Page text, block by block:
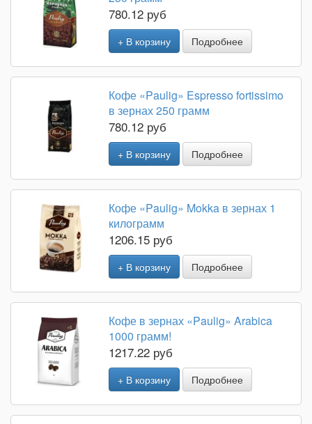
780.12 руб
+ В корзину Подробнее
Кофе «Paulig» Espresso fortissimo
в зернах 250 грамм
780.12 руб
+ В корзину Подробнее
Кофе «Paulig» Mokka в зернах 1
килограмм
1206.15 руб
+ В корзину Подробнее
Кофе в зернах «Paulig» Arabica
1000 грамм!
1217.22 руб
+ В корзину Подробнее